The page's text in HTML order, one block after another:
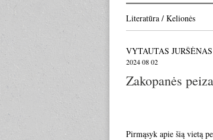
Literatūra / Kelionės
VYTAUTAS JURŠĖNAS
2024 08 02
Zakopanės
Pirmąsyk apie šią vietą